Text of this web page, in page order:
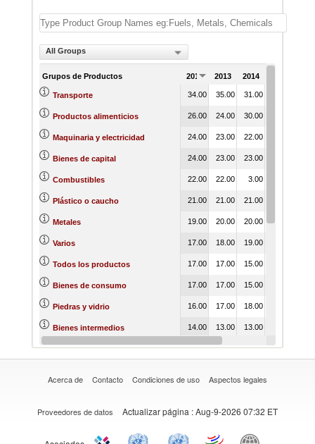
All Groups
Grupos de Productos 2012 2013 2014
Transporte 34.00 35.00 31.00
Productos alimenticios 26.00 24.00 30.00
Maquinaria y electricidad 24.00 23.00 22.00
Bienes de capital 24.00 23.00 23.00
Combustibles 22.00 22.00 3.00
Plástico o caucho 21.00 21.00 21.00
Metales 19.00 20.00 20.00 20.00
Varios 17.00 18.00 19.00
Todos los productos 17.00 17.00 15.00
Bienes de consumo 17.00 17.00 15.00
Piedras y vidrio 16.00 17.00 18.00
Bienes intermedios 14.00 13.00 13.00
Calzado 13.00 12.00 12.00 13.00
Acerca de Contacto Condiciones de uso Aspectos legales
Proveedores de datos Actualizar página : Aug-9-2026 07:32 ET